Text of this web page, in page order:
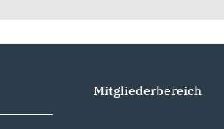
Mitgliederbereich